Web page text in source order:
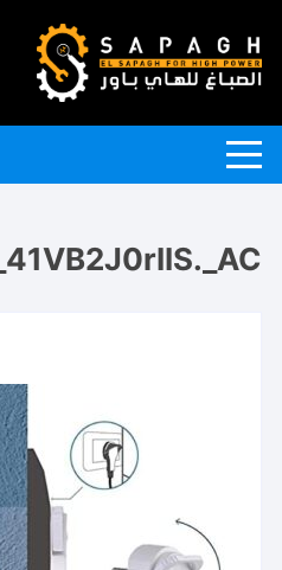
إلى
المحتوى
41VB2J0rIIS._AC_